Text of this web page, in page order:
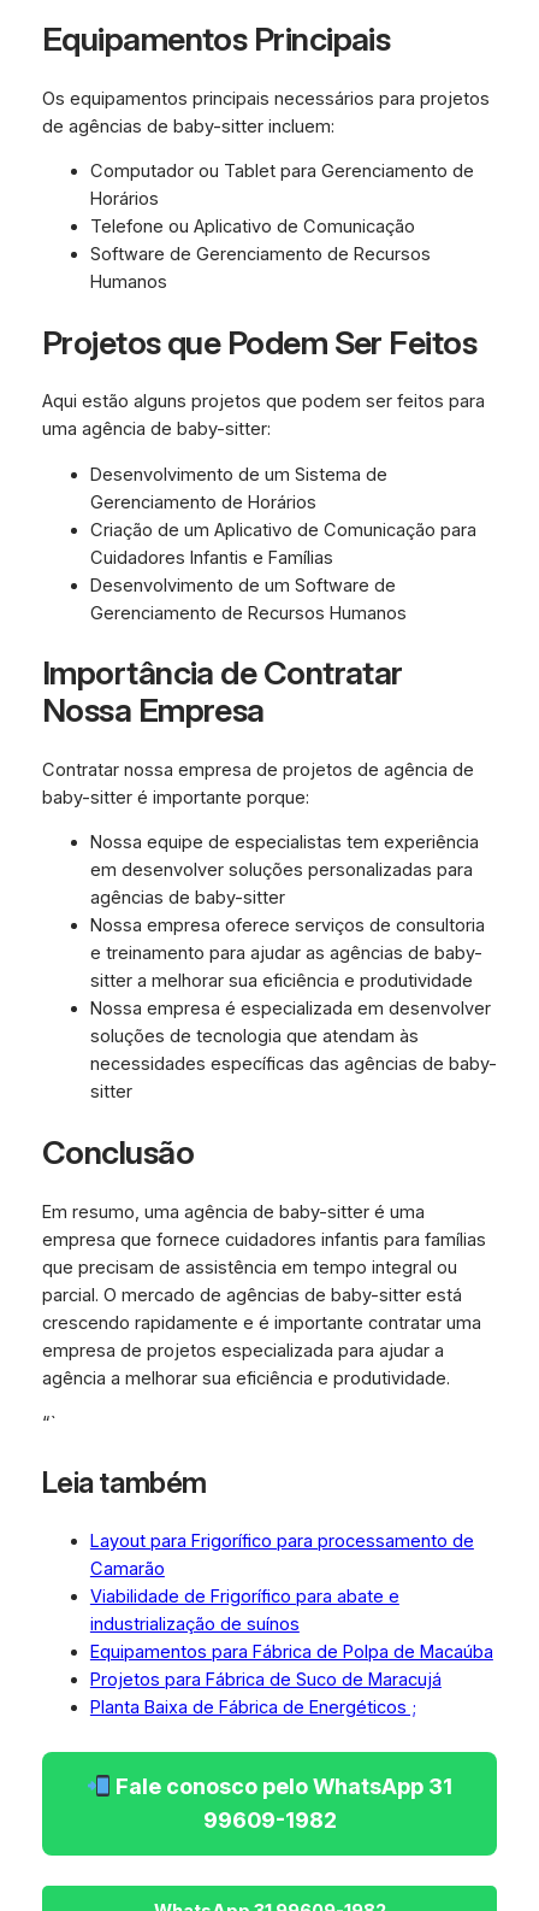
Equipamentos Principais
Os equipamentos principais necessários para projetos
de agências de baby-sitter incluem:
Computador ou Tablet para Gerenciamento de
Horários
Telefone ou Aplicativo de Comunicação
Software de Gerenciamento de Recursos
Humanos
Projetos que Podem Ser Feitos
Aqui estão alguns projetos que podem ser feitos para
uma agência de baby-sitter:
Desenvolvimento de um Sistema de
Gerenciamento de Horários
Criação de um Aplicativo de Comunicação para
Cuidadores Infantis e Famílias
Desenvolvimento de um Software de
Gerenciamento de Recursos Humanos
Importância de Contratar
Nossa Empresa
Contratar nossa empresa de projetos de agência de
baby-sitter é importante porque:
Nossa equipe de especialistas tem experiência
em desenvolver soluções personalizadas para
agências de baby-sitter
Nossa empresa oferece serviços de consultoria
e treinamento para ajudar as agências de baby-
sitter a melhorar sua eficiência e produtividade
Nossa empresa é especializada em desenvolver
soluções de tecnologia que atendam às
necessidades específicas das agências de baby-
sitter
Conclusão
Em resumo, uma agência de baby-sitter é uma
empresa que fornece cuidadores infantis para famílias
que precisam de assistência em tempo integral ou
parcial. O mercado de agências de baby-sitter está
crescendo rapidamente e é importante contratar uma
empresa de projetos especializada para ajudar a
agência a melhorar sua eficiência e produtividade.
“`
Leia também
Layout para Frigorífico para processamento de
Camarão
Viabilidade de Frigorífico para abate e
industrialização de suínos
Equipamentos para Fábrica de Polpa de Macaúba
Projetos para Fábrica de Suco de Maracujá
Planta Baixa de Fábrica de Energéticos ;
Fale conosco pelo WhatsApp 31
99609-1982